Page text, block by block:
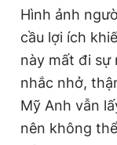
Hình ảnh
cầu lợi ích
này mất đi sự
nhắc nhở,
Mỹ Anh vẫn
nên không